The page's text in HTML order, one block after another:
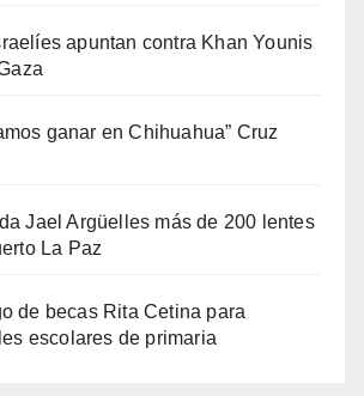
apuntan contra Khan Younis
ganar en Chihuahua” Cruz
Jael Argüelles más de 200 lentes
La Paz
de becas Rita Cetina para
escolares de primaria